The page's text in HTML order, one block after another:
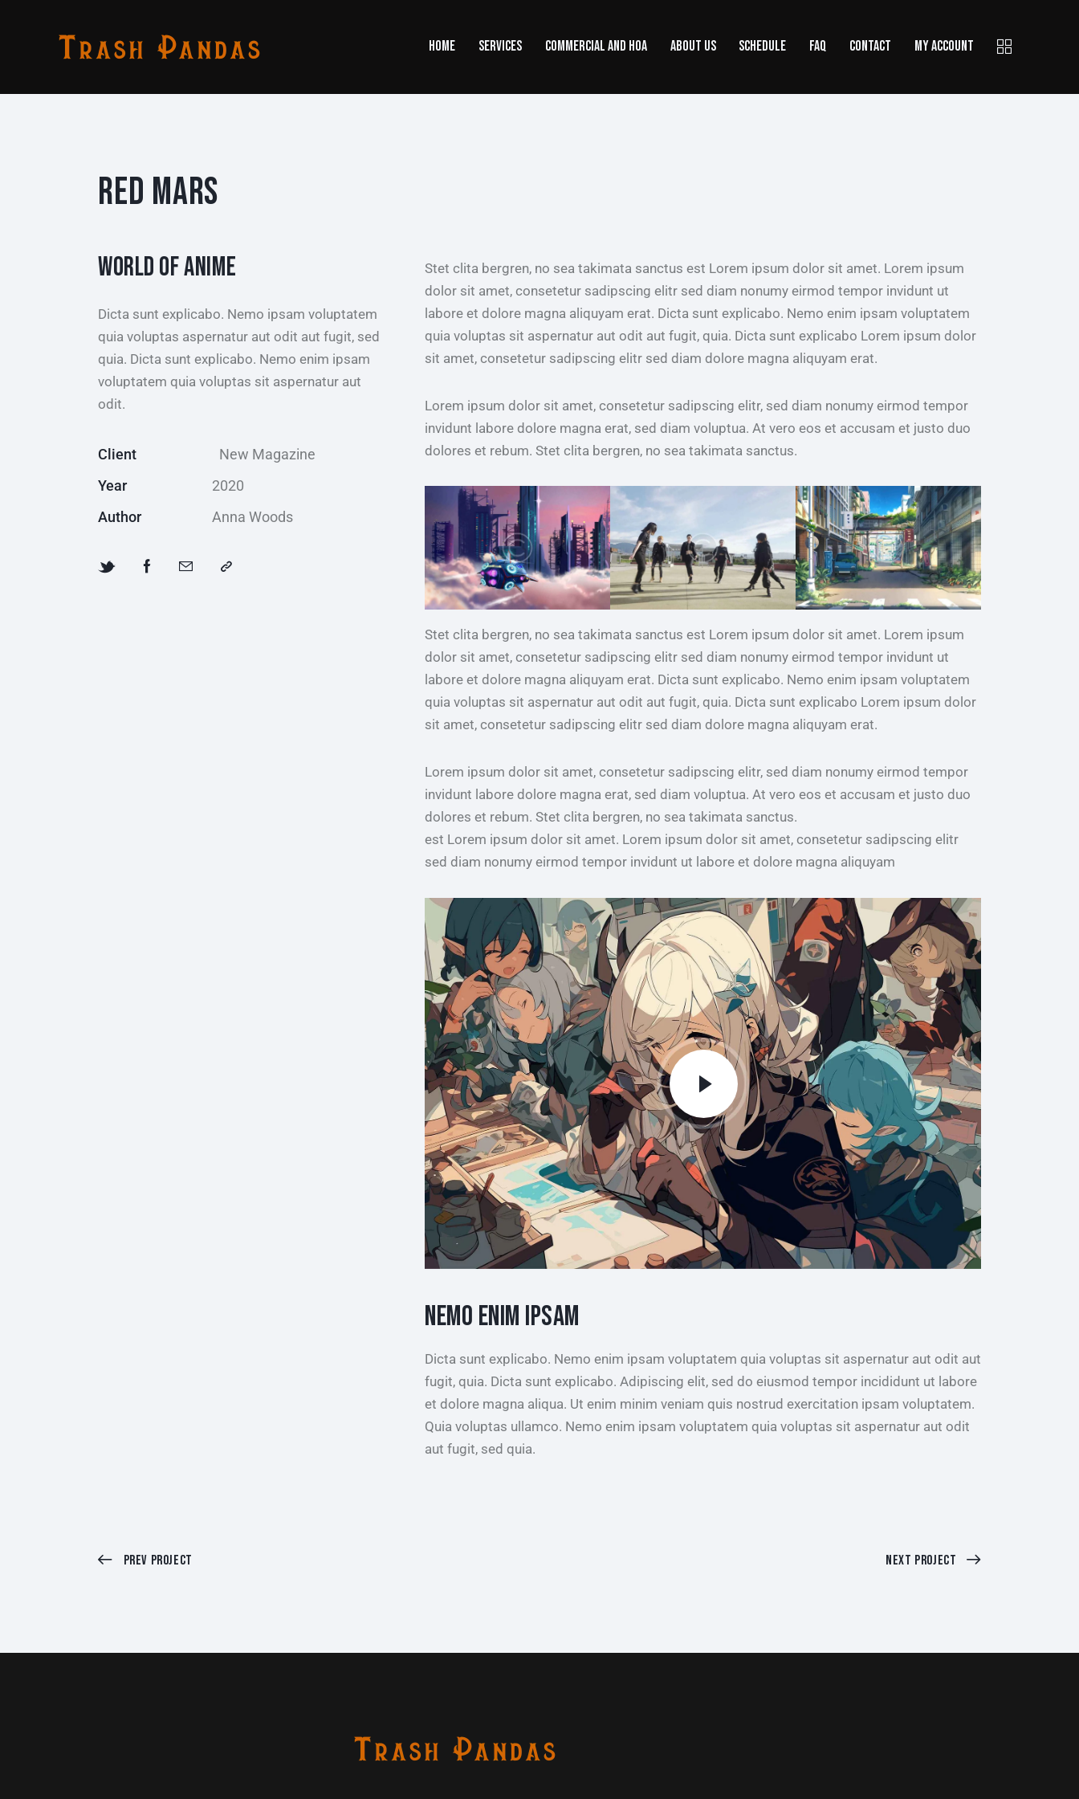
HOME SERVICES COMMERCIAL AND HOA ABOUT US SCHEDULE FAQ CONTACT MY ACCOUNT
RED MARS
WORLD OF ANIME
Dicta sunt explicabo. Nemo ipsam voluptatem
quia voluptas aspernatur aut odit aut fugit, sed
quia. Dicta sunt explicabo. Nemo enim ipsam
voluptatem quia voluptas sit aspernatur aut
odit.
Client
New Magazine
Year
2020
Author
Anna Woods
Stet clita bergren, no sea takimata sanctus est Lorem ipsum dolor sit amet. Lorem ipsum
dolor sit amet, consetetur sadipscing elitr sed diam nonumy eirmod tempor invidunt ut
labore et dolore magna aliquyam erat. Dicta sunt explicabo. Nemo enim ipsam voluptatem
quia voluptas sit aspernatur aut odit aut fugit, quia. Dicta sunt explicabo Lorem ipsum dolor
sit amet, consetetur sadipscing elitr sed diam dolore magna aliquyam erat.
Lorem ipsum dolor sit amet, consetetur sadipscing elitr, sed diam nonumy eirmod tempor
invidunt labore dolore magna erat, sed diam voluptua. At vero eos et accusam et justo duo
dolores et rebum. Stet clita bergren, no sea takimata sanctus.
Stet clita bergren, no sea takimata sanctus est Lorem ipsum dolor sit amet. Lorem ipsum
dolor sit amet, consetetur sadipscing elitr sed diam nonumy eirmod tempor invidunt ut
labore et dolore magna aliquyam erat. Dicta sunt explicabo. Nemo enim ipsam voluptatem
quia voluptas sit aspernatur aut odit aut fugit, quia. Dicta sunt explicabo Lorem ipsum dolor
sit amet, consetetur sadipscing elitr sed diam dolore magna aliquyam erat.
Lorem ipsum dolor sit amet, consetetur sadipscing elitr, sed diam nonumy eirmod tempor
invidunt labore dolore magna erat, sed diam voluptua. At vero eos et accusam et justo duo
dolores et rebum. Stet clita bergren, no sea takimata sanctus.
est Lorem ipsum dolor sit amet. Lorem ipsum dolor sit amet, consetetur sadipscing elitr
sed diam nonumy eirmod tempor invidunt ut labore et dolore magna aliquyam
NEMO ENIM IPSAM
Dicta sunt explicabo. Nemo enim ipsam voluptatem quia voluptas sit aspernatur aut odit aut
fugit, quia. Dicta sunt explicabo. Adipiscing elit, sed do eiusmod tempor incididunt ut labore
et dolore magna aliqua. Ut enim minim veniam quis nostrud exercitation ipsam voluptatem.
Quia voluptas ullamco. Nemo enim ipsam voluptatem quia voluptas sit aspernatur aut odit
aut fugit, sed quia.
Prev Project Next Project